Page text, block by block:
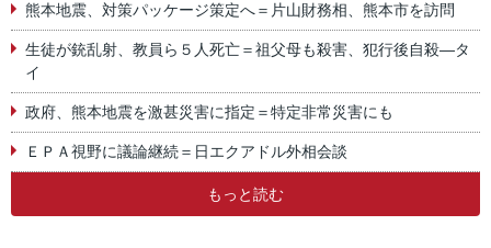
熊本地震、対策パッケージ策定へ＝片山財務相、熊本市を訪問
生徒が銃乱射、教員ら５人死亡＝祖父母も殺害、犯行後自殺―タ
イ
政府、熊本地震を激甚災害に指定＝特定非常災害にも
ＥＰＡ視野に議論継続＝日エクアドル外相会談
もっと読む